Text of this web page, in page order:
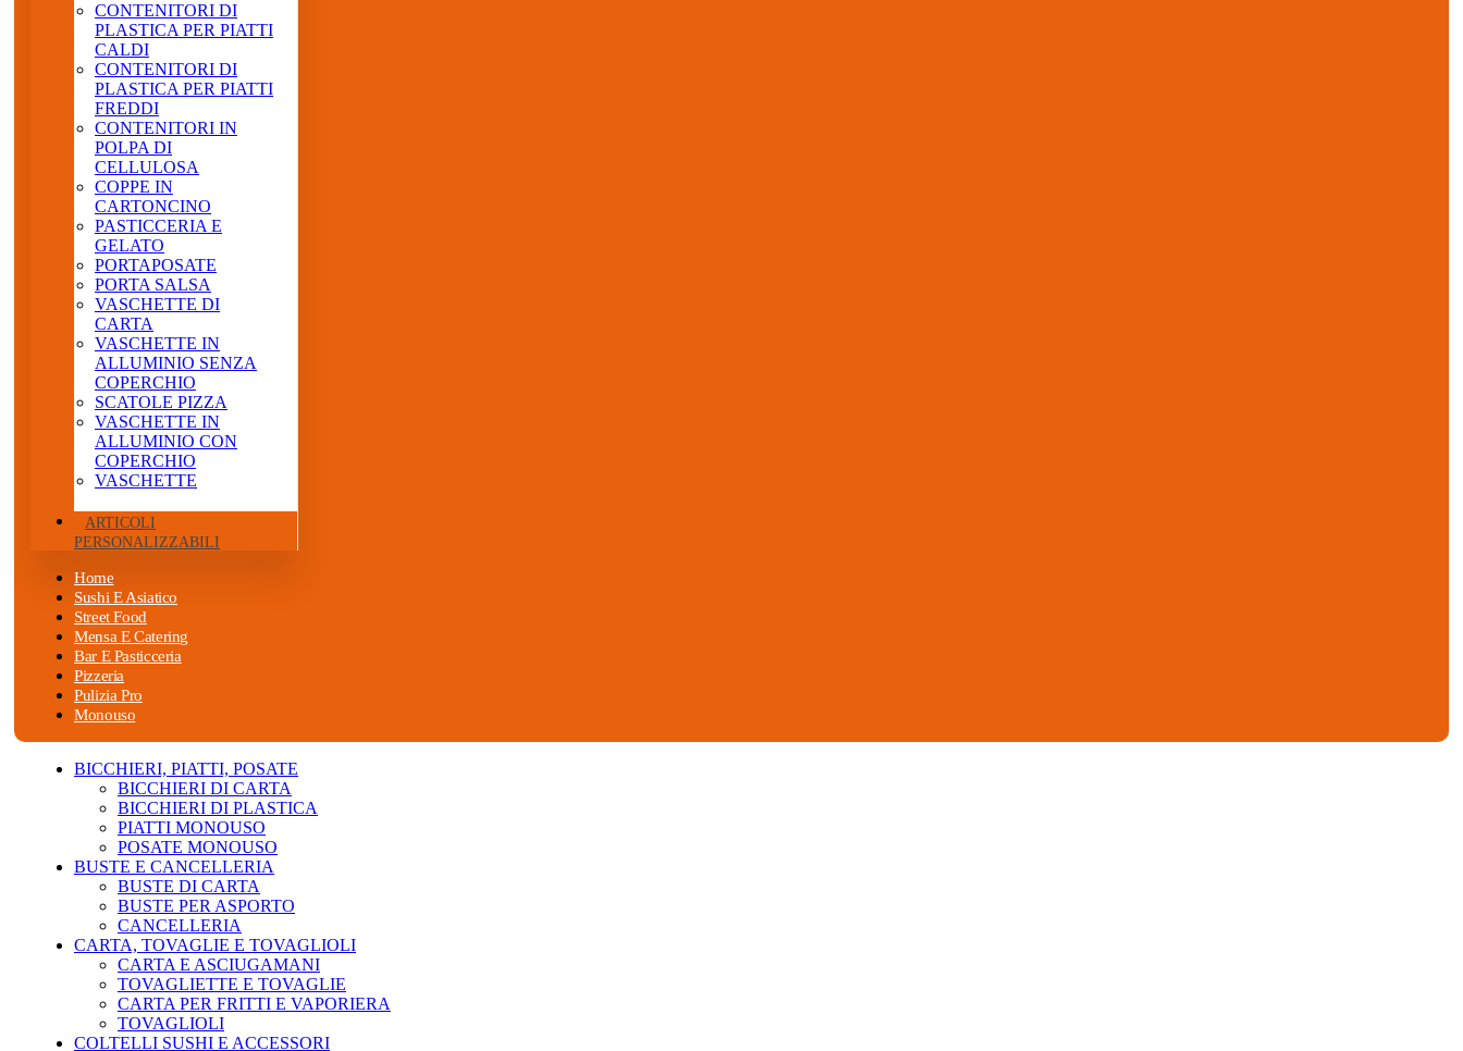
CONTENITORI DI
PLASTICA PER PIATTI
CALDI
CONTENITORI DI
PLASTICA PER PIATTI
FREDDI
CONTENITORI IN
POLPA DI
CELLULOSA
COPPE IN
CARTONCINO
PASTICCERIA E
GELATO
PORTAPOSATE
PORTA SALSA
VASCHETTE DI
CARTA
VASCHETTE IN
ALLUMINIO SENZA
COPERCHIO
SCATOLE PIZZA
VASCHETTE IN
ALLUMINIO CON
COPERCHIO
VASCHETTE
ARTICOLI
PERSONALIZZABILI
Home
Sushi E Asiatico
Street Food
Mensa E Catering
Bar E Pasticceria
Pizzeria
Pulizia Pro
Monouso
BICCHIERI, PIATTI, POSATE
BICCHIERI DI CARTA
BICCHIERI DI PLASTICA
PIATTI MONOUSO
POSATE MONOUSO
BUSTE E CANCELLERIA
BUSTE DI CARTA
BUSTE PER ASPORTO
CANCELLERIA
CARTA, TOVAGLIE E TOVAGLIOLI
CARTA E ASCIUGAMANI
TOVAGLIETTE E TOVAGLIE
CARTA PER FRITTI E VAPORIERA
TOVAGLIOLI
COLTELLI SUSHI E ACCESSORI